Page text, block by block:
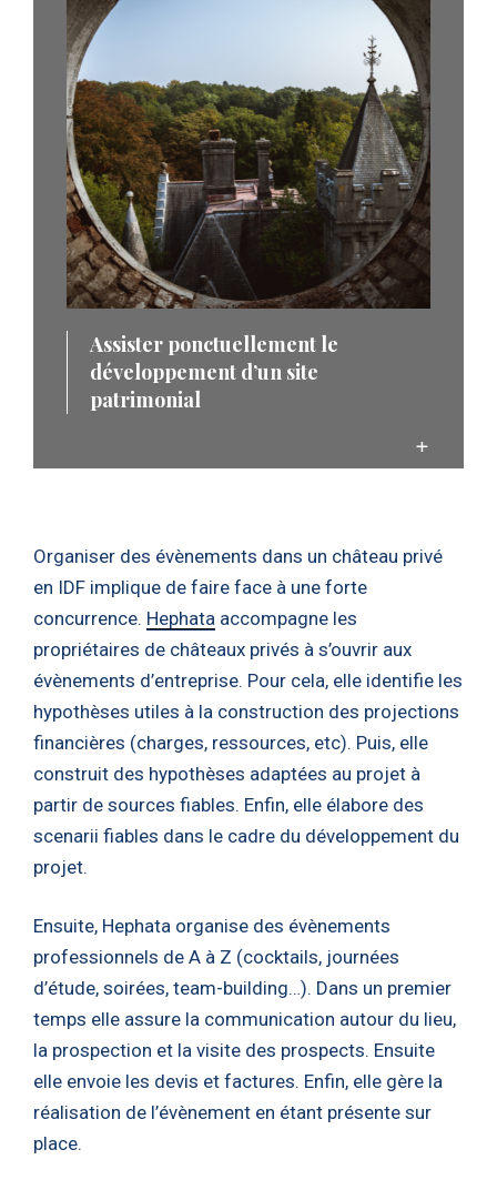
Assister ponctuellement le
développement d’un site
patrimonial
Organiser des évènements dans un château privé
en IDF implique de faire face à une forte
concurrence. Hephata accompagne les
propriétaires de châteaux privés à s’ouvrir aux
évènements d’entreprise. Pour cela, elle identifie les
hypothèses utiles à la construction des projections
financières (charges, ressources, etc). Puis, elle
construit des hypothèses adaptées au projet à
partir de sources fiables. Enfin, elle élabore des
scenarii fiables dans le cadre du développement du
projet.
Ensuite, Hephata organise des évènements
professionnels de A à Z (cocktails, journées
d’étude, soirées, team-building…). Dans un premier
temps elle assure la communication autour du lieu,
la prospection et la visite des prospects. Ensuite
elle envoie les devis et factures. Enfin, elle gère la
réalisation de l’évènement en étant présente sur
place.